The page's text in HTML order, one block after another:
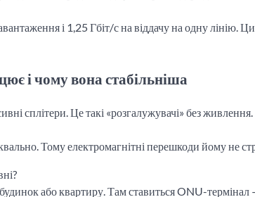
і 1,25 Гбіт/с на віддачу на одну лінію.
і чому вона стабільніша
сплітери. Це такі «розгалужувачі» без
Тому електромагнітні перешкоди йому не
або квартиру. Там ставиться ONU-термінал